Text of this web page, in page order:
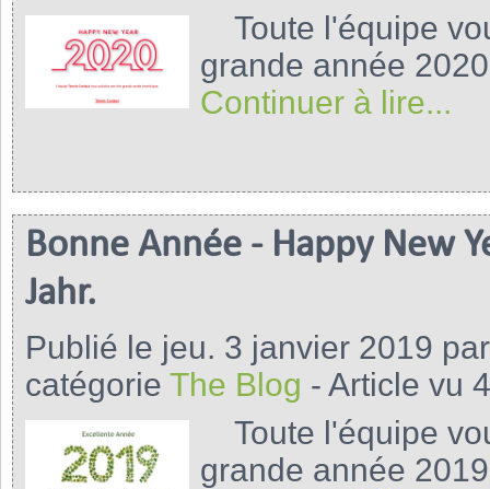
Toute l'équipe
grande année
Continuer à lire...
Bonne Année - Happy New
Jahr.
Publié le jeu. 3 janvier 2019
catégorie The Blog - Article vu
Toute l'équipe
grande année